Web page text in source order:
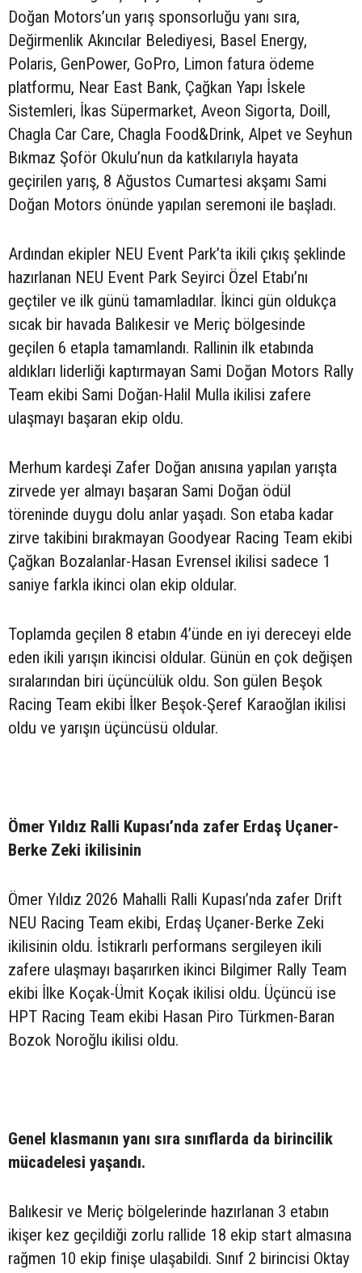
Doğan Motors’un yarış sponsorluğu yanı sıra,
Değirmenlik Akıncılar Belediyesi, Basel Energy,
Polaris, GenPower, GoPro, Limon fatura ödeme
platformu, Near East Bank, Çağkan Yapı İskele
Sistemleri, İkas Süpermarket, Aveon Sigorta, Doill,
Chagla Car Care, Chagla Food&Drink, Alpet ve Seyhun
Bıkmaz Şoför Okulu’nun da katkılarıyla hayata
geçirilen yarış, 8 Ağustos Cumartesi akşamı Sami
Doğan Motors önünde yapılan seremoni ile başladı.
Ardından ekipler NEU Event Park’ta ikili çıkış şeklinde
hazırlanan NEU Event Park Seyirci Özel Etabı’nı
geçtiler ve ilk günü tamamladılar. İkinci gün oldukça
sıcak bir havada Balıkesir ve Meriç bölgesinde
geçilen 6 etapla tamamlandı. Rallinin ilk etabında
aldıkları liderliği kaptırmayan Sami Doğan Motors Rally
Team ekibi Sami Doğan-Halil Mulla ikilisi zafere
ulaşmayı başaran ekip oldu.
Merhum kardeşi Zafer Doğan anısına yapılan yarışta
zirvede yer almayı başaran Sami Doğan ödül
töreninde duygu dolu anlar yaşadı. Son etaba kadar
zirve takibini bırakmayan Goodyear Racing Team ekibi
Çağkan Bozalanlar-Hasan Evrensel ikilisi sadece 1
saniye farkla ikinci olan ekip oldular.
Toplamda geçilen 8 etabın 4’ünde en iyi dereceyi elde
eden ikili yarışın ikincisi oldular. Günün en çok değişen
sıralarından biri üçüncülük oldu. Son gülen Beşok
Racing Team ekibi İlker Beşok-Şeref Karaoğlan ikilisi
oldu ve yarışın üçüncüsü oldular.
Ömer Yıldız Ralli Kupası’nda zafer Erdaş Uçaner-
Berke Zeki ikilisinin
Ömer Yıldız 2026 Mahalli Ralli Kupası’nda zafer Drift
NEU Racing Team ekibi, Erdaş Uçaner-Berke Zeki
ikilisinin oldu. İstikrarlı performans sergileyen ikili
zafere ulaşmayı başarırken ikinci Bilgimer Rally Team
ekibi İlke Koçak-Ümit Koçak ikilisi oldu. Üçüncü ise
HPT Racing Team ekibi Hasan Piro Türkmen-Baran
Bozok Noroğlu ikilisi oldu.
Genel klasmanın yanı sıra sınıflarda da birincilik
mücadelesi yaşandı.
Balıkesir ve Meriç bölgelerinde hazırlanan 3 etabın
ikişer kez geçildiği zorlu rallide 18 ekip start almasına
rağmen 10 ekip finişe ulaşabildi. Sınıf 2 birincisi Oktay